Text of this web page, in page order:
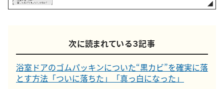
次に読まれている３記事
浴室ドアのゴムパッキンについた“黒カビ”を確実に落
とす方法「ついに落ちた」「真っ白になった」